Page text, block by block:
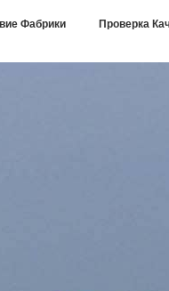
Фабрики Проверка